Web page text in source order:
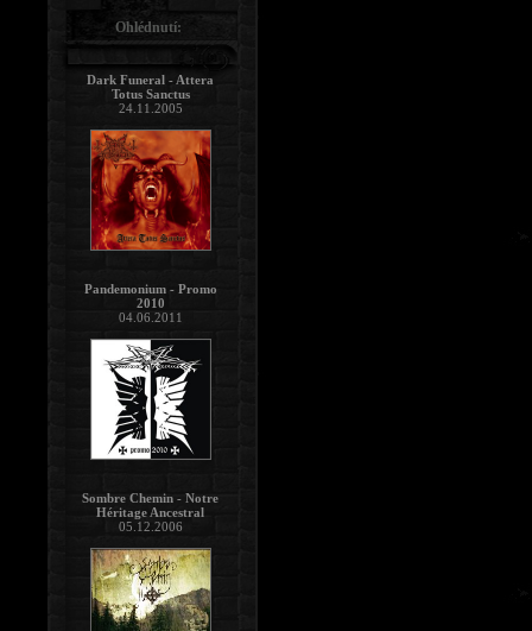
Ohlédnutí:
Dark Funeral - Attera
Totus Sanctus
24.11.2005
Pandemonium - Promo
2010
04.06.2011
Sombre Chemin - Notre
Héritage Ancestral
05.12.2006